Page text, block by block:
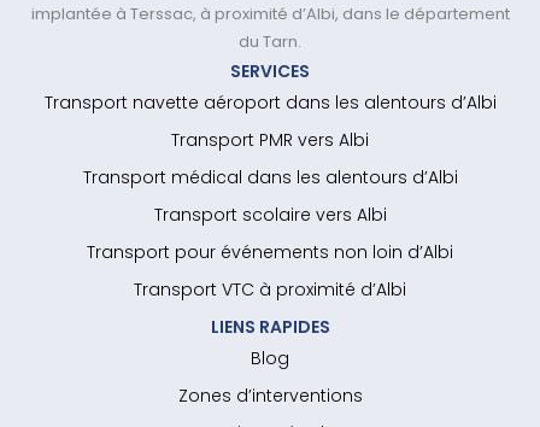
implantée à Terssac, à proximité d’Albi, dans le département
du Tarn.
SERVICES
Transport navette aéroport dans les alentours d’Albi
Transport PMR vers Albi
Transport médical dans les alentours d’Albi
Transport scolaire vers Albi
Transport pour événements non loin d’Albi
Transport VTC à proximité d’Albi
LIENS RAPIDES
Blog
Zones d’interventions